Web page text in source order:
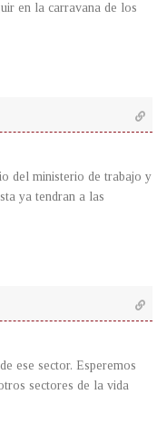
en la carravana de los
del ministerio de trabajo y
ya tendran a las
ese sector. Esperemos
sectores de la vida